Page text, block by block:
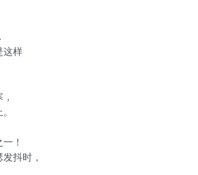
这样
！
抖时，